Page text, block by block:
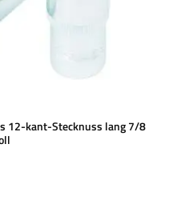
12-kant-Stecknuss lang 7/8